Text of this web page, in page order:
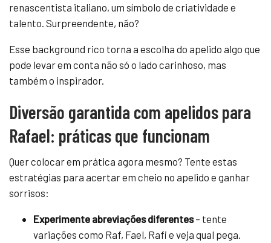
renascentista italiano, um símbolo de criatividade e
talento. Surpreendente, não?
Esse background rico torna a escolha do apelido algo que
pode levar em conta não só o lado carinhoso, mas
também o inspirador.
Diversão garantida com apelidos para
Rafael: práticas que funcionam
Quer colocar em prática agora mesmo? Tente estas
estratégias para acertar em cheio no apelido e ganhar
sorrisos:
Experimente abreviações diferentes– tente
variações como Raf, Fael, Rafi e veja qual pega.